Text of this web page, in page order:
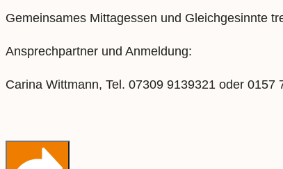
Gemeinsames Mittagessen und Gleichgesinnte
Ansprechpartner und Anmeldung:
Carina Wittmann, Tel. 07309 9139321 oder 0157